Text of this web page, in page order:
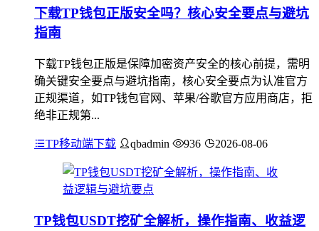
下载TP钱包正版安全吗？核心安全要点与避坑
指南
下载TP钱包正版是保障加密资产安全的核心前提，需明
确关键安全要点与避坑指南，核心安全要点为认准官方
正规渠道，如TP钱包官网、苹果/谷歌官方应用商店，拒
绝非正规第...
TP移动端下载 qbadmin 936 2026-08-06
TP钱包USDT挖矿全解析，操作指南、收益逻